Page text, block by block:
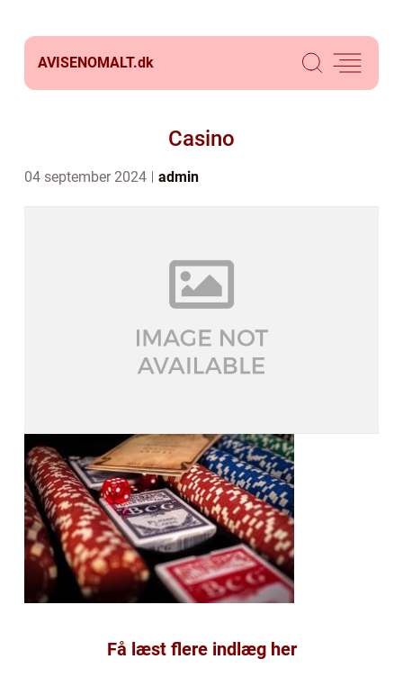
AVISENOMALT.dk
Casino
04 september 2024 admin
Få læst flere indlæg her